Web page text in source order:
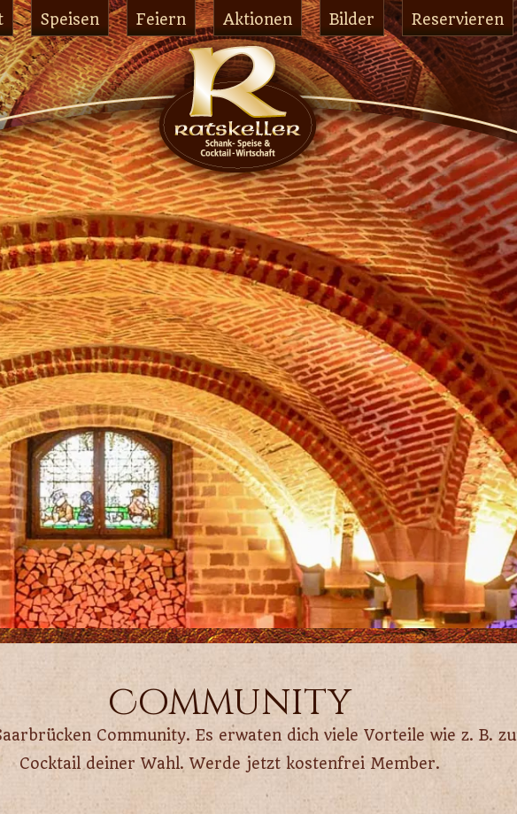
Speisen Feiern Aktionen Bilder Reservieren
Community
Community. Es erwaten dich viele Vorteile wie z. B.
Cocktail deiner Wahl. Werde jetzt kostenfrei Member.